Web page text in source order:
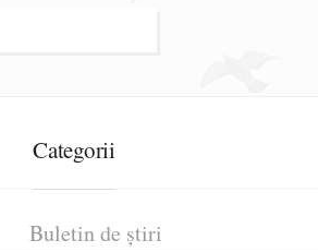
Categorii
Buletin de știri